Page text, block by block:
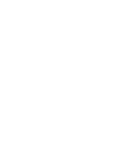
de piel para
de piel negras para